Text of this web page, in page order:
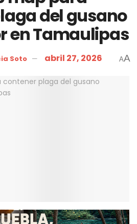
del gusano
en Tamaulipas
Soto abril 27, 2026 AA